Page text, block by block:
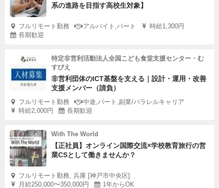
系の進路を目指す高校生対象】
フルリモート勤務 アルバイト,パート
時給1,300円
長期歓迎
特定非営利活動法人全国こども食堂支援センター・む
すびえ
非営利団体のICT基盤を支える｜設計・運用・改善
支援メンバー（請負）
フルリモート勤務
中途,パート,副業/パラレルキャリア
時給2,000円
長期歓迎
With The World
【正社員】オンライン国際交流×学校教育旅行の営
業CSとして働きませんか？
フルリモート勤務, 兵庫 [神戸市中央区]
月給250,000〜350,000円
1年からOK